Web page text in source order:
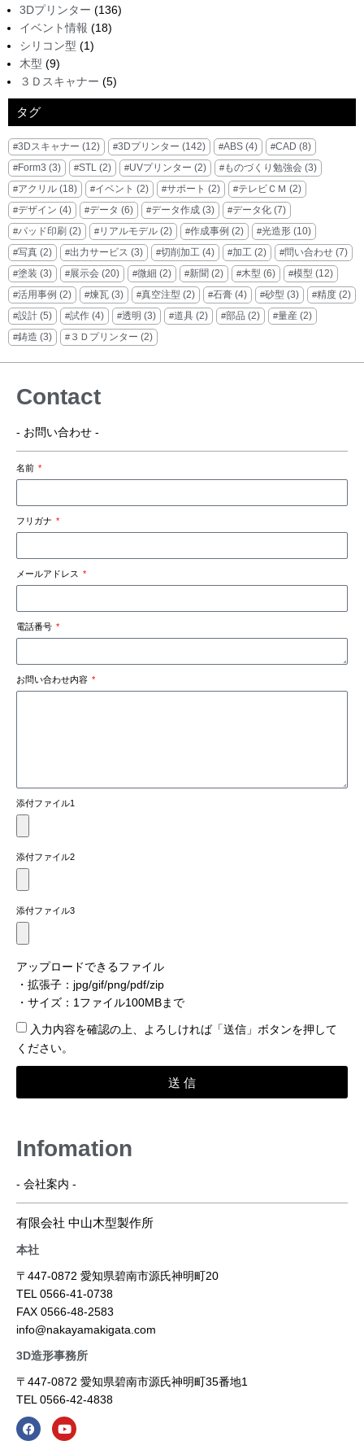
3Dプリンター (136)
イベント情報 (18)
シリコン型 (1)
木型 (9)
３Ｄスキャナー (5)
タグ
3Dスキャナー (12) 3Dプリンター (142) ABS (4) CAD (8)
Form3 (3) STL (2) UVプリンター (2) ものづくり勉強会 (3)
アクリル (18) イベント (2) サポート (2) テレビＣＭ (2)
デザイン (4) データ (6) データ作成 (3) データ化 (7)
パッド印刷 (2) リアルモデル (2) 作成事例 (2) 光造形 (10)
写真 (2) 出力サービス (3) 切削加工 (4) 加工 (2) 問い合わせ (7)
塗装 (3) 展示会 (20) 微細 (2) 新聞 (2) 木型 (6) 模型 (12)
活用事例 (2) 煉瓦 (3) 真空注型 (2) 石膏 (4) 砂型 (3) 精度 (2)
設計 (5) 試作 (4) 透明 (3) 道具 (2) 部品 (2) 量産 (2)
鋳造 (3) ３Ｄプリンター (2)
Contact
- お問い合わせ -
名前
フリガナ
メールアドレス
電話番号
お問い合わせ内容
添付ファイル1
添付ファイル2
添付ファイル3
アップロードできるファイル
・拡張子：jpg/gif/png/pdf/zip
・サイズ：1ファイル100MBまで
入力内容を確認​の上、よろしければ「送信」ボタンを押して
ください。
送 信
Infomation
- 会社案内 -
有限会社 中山木型製作所
本社
〒447-0872 愛知県碧南市源氏神明町20
TEL 0566-41-0738
FAX 0566-48-2583
info@nakayamakigata.com
3D造形事務所
〒447-0872 愛知県碧南市源氏神明町35番地1
TEL 0566-42-4838